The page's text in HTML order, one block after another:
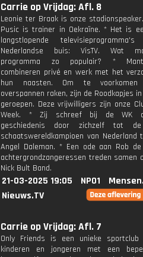
Carrie op Vrijdag: Afl. 8
Leonie ter Braak is onze
Pusic is trainer in Oekraïne. * Het is
langstlopende
Nederlandse buis: VisTV. Wat
programma zo populair? *
combineren privé en werk met het
hun naasten. Om te
overspannen raken, zijn de Roodkapjes
geroepen. Deze vrijwilligers zijn onze
Week. * Zij schreef bij de WK
geschiedenis door zichzelf tot
schaatswereldkampioen van Nederland
Angel Daleman. * Een ode aan Rob
achtergrondzangeressen treden samen
Nick Bult Band.
21-03-2025 19:05 NPO1
Nieuws.TV
Carrie op Vrijdag: Afl. 7
Only Friends is een unieke
kinderen en jongeren met een